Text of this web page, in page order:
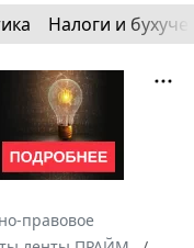
Налоги и
правовое